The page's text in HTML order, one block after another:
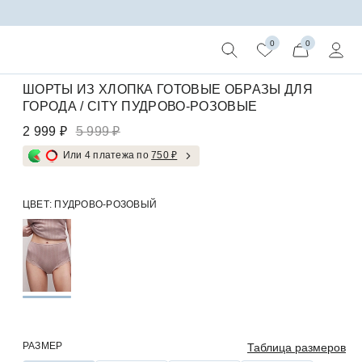
0 0
ШОРТЫ ИЗ ХЛОПКА ГОТОВЫЕ ОБРАЗЫ ДЛЯ
ГОРОДА / CITY ПУДРОВО-РОЗОВЫЕ
2 999 ₽
5 999 ₽
Или 4 платежа по750 ₽
ЦВЕТ: ПУДРОВО-РОЗОВЫЙ
РАЗМЕР Таблица размеров